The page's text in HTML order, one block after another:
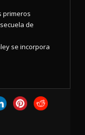
primeros
de
se incorpora